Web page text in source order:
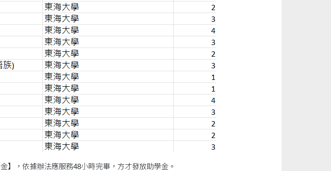
】，依據辦法應服務48小時完畢，方才發放助學金。